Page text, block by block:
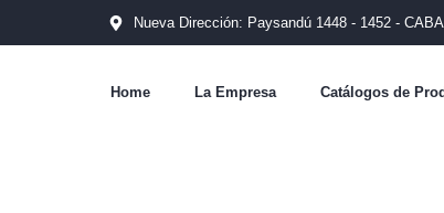
Nueva Dirección: Paysandú 1448 - 1452 -
Home La Empresa Catálogos de